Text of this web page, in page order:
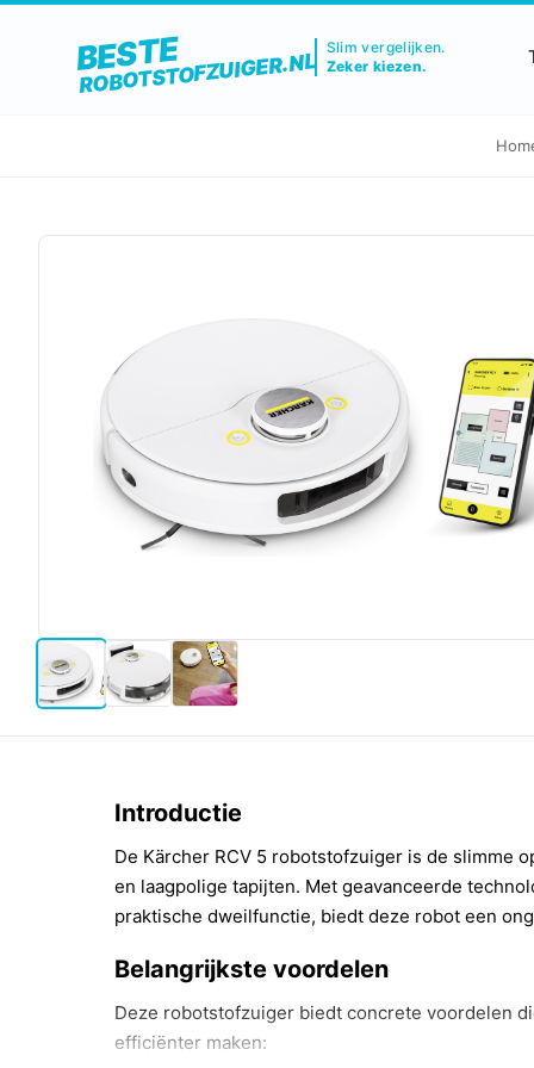
BESTE
ROBOTSTOFZUIGER.NL
Slim vergelijken.
Zeker kiezen.
Introductie
De Kärcher RCV 5 robotstofzuiger is de slimme
en laagpolige tapijten. Met geavanceerde
praktische dweilfunctie, biedt deze robot een
Belangrijkste voordelen
Deze robotstofzuiger biedt concrete voordelen
efficiënter maken: